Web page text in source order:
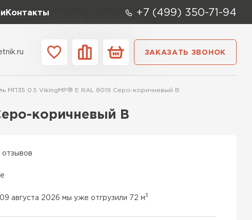
Контакты +7 (499) 350-71-94
ЗАКАЗАТЬ ЗВОНОК
МП35 0.5 VikingMP® E RAL 8019 Серо-коричневый B
коричневый B
отзывов
августа 2026 мы уже отгрузили 72 м3